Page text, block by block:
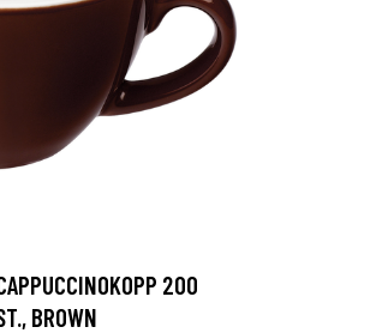
200
BROWN